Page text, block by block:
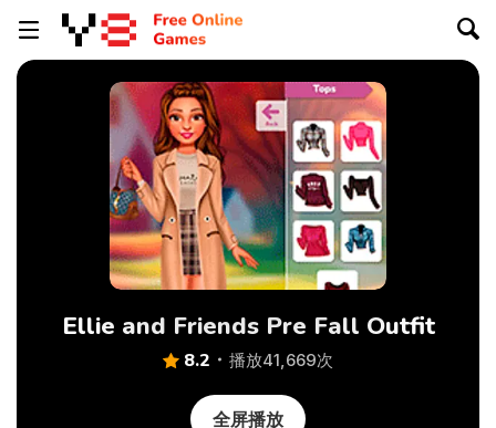
Ellie and Friends Pre Fall Outfit
8.2 播放41,669次
全屏播放